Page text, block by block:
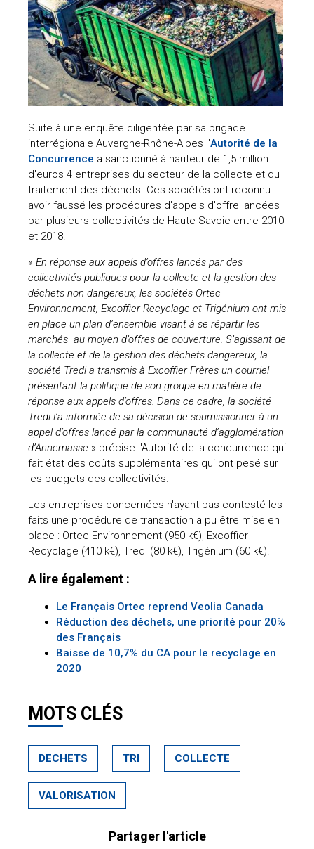
Suite à une enquête diligentée par sa brigade
interrégionale Auvergne-Rhône-Alpes l'Autorité de la
Concurrence a sanctionné à hauteur de 1,5 million
d'euros 4 entreprises du secteur de la collecte et du
traitement des déchets. Ces sociétés ont reconnu
avoir faussé les procédures d'appels d'offre lancées
par plusieurs collectivités de Haute-Savoie entre 2010
et 2018.
« En réponse aux appels d’offres lancés par des
collectivités publiques pour la collecte et la gestion des
déchets non dangereux, les sociétés Ortec
Environnement, Excoffier Recyclage et Trigénium ont mis
en place un plan d’ensemble visant à se répartir les
marchés au moyen d’offres de couverture. S’agissant de
la collecte et de la gestion des déchets dangereux, la
société Tredi a transmis à Excoffier Frères un courriel
présentant la politique de son groupe en matière de
réponse aux appels d’offres. Dans ce cadre, la société
Tredi l’a informée de sa décision de soumissionner à un
appel d’offres lancé par la communauté d’agglomération
d’Annemasse » précise l'Autorité de la concurrence qui
fait état des coûts supplémentaires qui ont pesé sur
les budgets des collectivités.
Les entreprises concernées n'ayant pas contesté les
faits une procédure de transaction a pu être mise en
place : Ortec Environnement (950 k€), Excoffier
Recyclage (410 k€), Tredi (80 k€), Trigénium (60 k€).
A lire également :
Le Français Ortec reprend Veolia Canada
Réduction des déchets, une priorité pour 20%
des Français
Baisse de 10,7% du CA pour le recyclage en
2020
MOTS CLÉS
DECHETS TRI COLLECTE
VALORISATION
Partager l'article